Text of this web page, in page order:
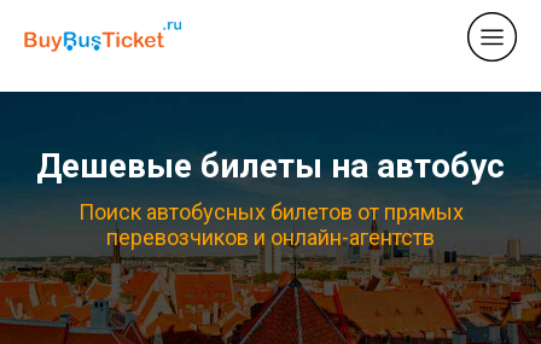
Дешевые билеты на автобус
Поиск автобусных билетов от прямых
перевозчиков и онлайн-агентств